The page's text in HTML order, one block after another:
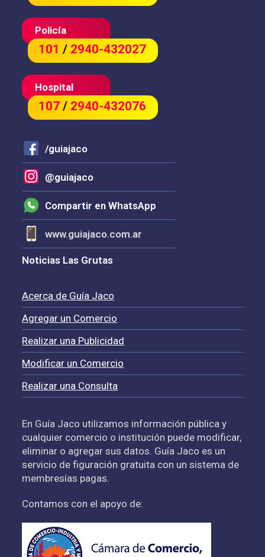
Policía
101/ 2940-432027
Hospital
107/ 2940-432076
/guiajaco
@guiajaco
Compartir en WhatsApp
www.guiajaco.com.ar
Noticias Las Grutas
Acerca de Guía Jaco
Agregar un Comercio
Realizar una Publicidad
Modificar un Comercio
Realizar una Consulta
En Guía Jaco utilizamos información pública y
cualquier comercio o institución puede modificar,
eliminar o agregar sus datos. Guía Jaco es un
servicio de figuración gratuita con un sistema de
membresías pagas.
Contamos con el apoyo de: